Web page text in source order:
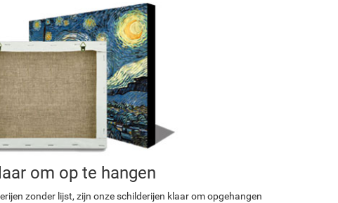
om op te hangen
zonder lijst, zijn onze schilderijen klaar om opgehangen